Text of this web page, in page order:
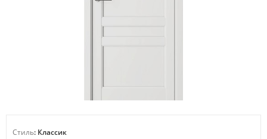
Стиль: Классик